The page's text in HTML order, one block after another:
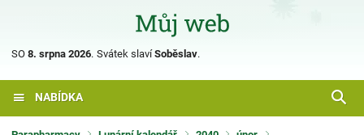
SO 8. srpna 2026. Svátek slavíSoběslav.
NABÍDKA